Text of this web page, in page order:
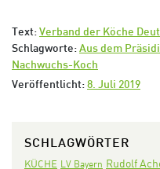
Text: Verband der Köche
Schlagworte: Aus dem
Nachwuchs-Koch
Veröffentlicht: 8. Juli 2019
SCHLAGWÖRTER
KÜCHE LV Bayern Rudolf